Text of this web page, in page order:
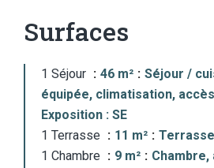
Surfaces
1 Séjour 46 m²
Séjour /
équipée, climatisation,
Exposition : SE
1 Terrasse
11 m²
1 Chambre
9 m²
Chambre,